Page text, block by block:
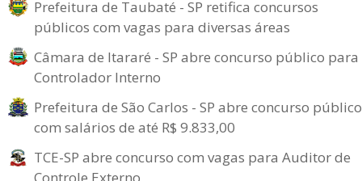
Prefeitura de Taubaté - SP retifica concursos
públicos com vagas para diversas áreas
Câmara de Itararé - SP abre concurso público para
Controlador Interno
Prefeitura de São Carlos - SP abre concurso público
com salários de até R$ 9.833,00
TCE-SP abre concurso com vagas para Auditor de